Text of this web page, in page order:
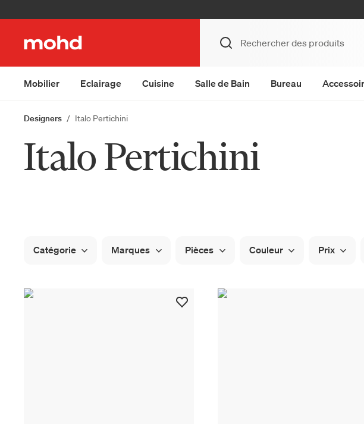
Mobilier Eclairage Cuisine Salle de Bain Bureau
Designers Italo Pertichini
Italo Pertichini
Catégorie Marques Pièces Couleur Prix